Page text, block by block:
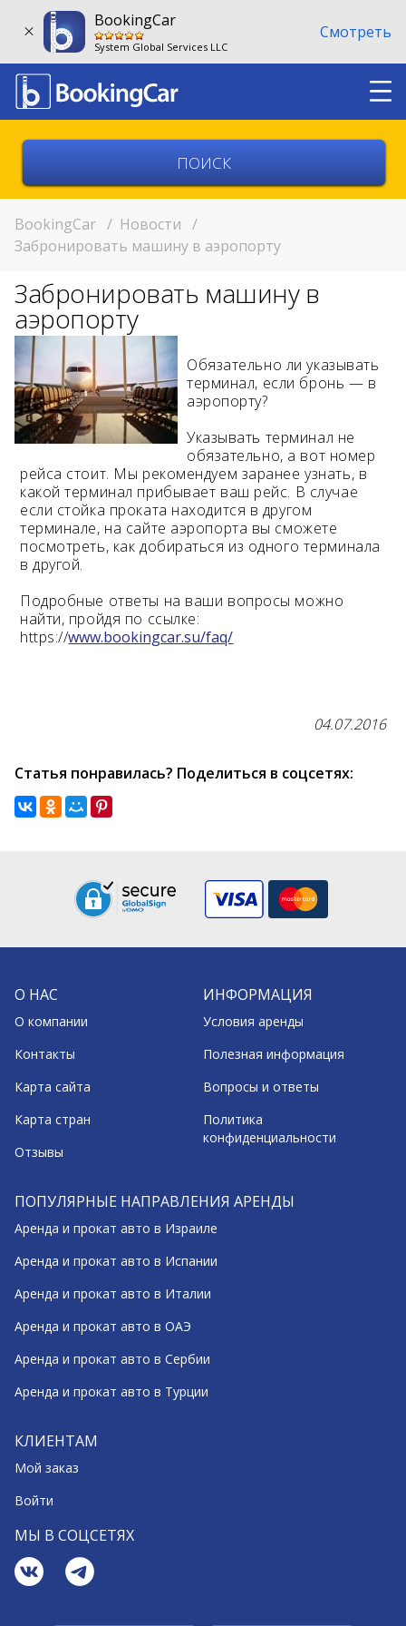
BookingCar
System Global Services LLC
Смотреть
Выберите город
Возврат в другом месте?
11:00
Возраст 25-70 лет?
Купон/промо
BookingCar / Новости /
Забронировать машину в аэропорту
Забронировать машину в
аэропорту
Обязательно ли указывать
терминал, если бронь — в
аэропорту?
Указывать терминал не
обязательно, а вот номер
рейса стоит. Мы рекомендуем заранее узнать, в
какой терминал прибывает ваш рейс. В случае
если стойка проката находится в другом
терминале, на сайте аэропорта вы сможете
посмотреть, как добираться из одного терминала
в другой.
Подробные ответы на ваши вопросы можно
найти, пройдя по ссылке:
https://www.bookingcar.su/faq/
04.07.2016
Статья понравилась? Поделиться в соцсетях:
О НАС
О компании
Контакты
Карта сайта
Карта стран
Отзывы
ИНФОРМАЦИЯ
Условия аренды
Полезная информация
Вопросы и ответы
Политика
конфиденциальности
ПОПУЛЯРНЫЕ НАПРАВЛЕНИЯ АРЕНДЫ
Аренда и прокат авто в Израиле
Аренда и прокат авто в Испании
Аренда и прокат авто в Италии
Аренда и прокат авто в ОАЭ
Аренда и прокат авто в Сербии
Аренда и прокат авто в Турции
КЛИЕНТАМ
Мой заказ
Войти
МЫ В СОЦСЕТЯХ